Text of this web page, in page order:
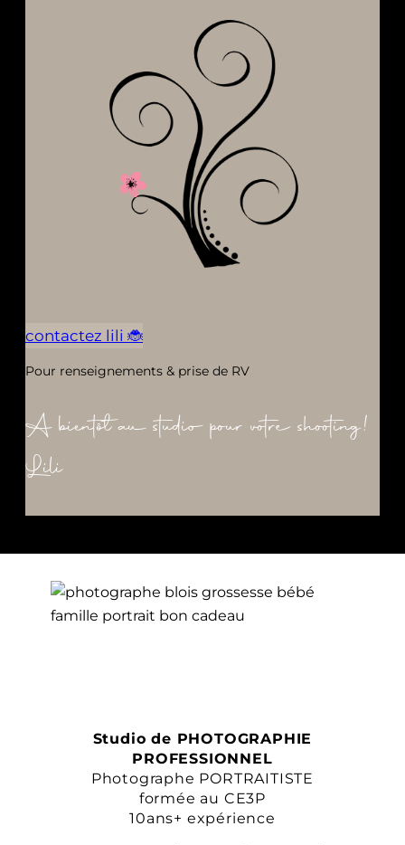
contactez lili 🐞
Pour renseignements & prise de RV
A bientôt au studio pour votre shooting!
Lili
Studio de PHOTOGRAPHIE
PROFESSIONNEL
Photographe PORTRAITISTE
formée au CE3P
10ans+ expérience